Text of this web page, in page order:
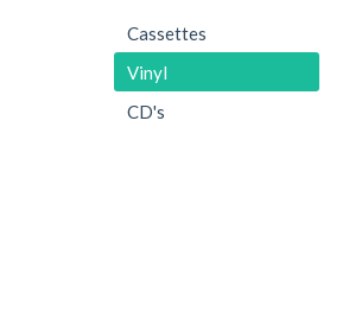
Cassettes
Vinyl
CD's